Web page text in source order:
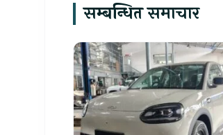
सम्बन्धित समाचार